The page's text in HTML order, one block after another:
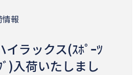
情報
イラックス(ｽﾎﾟｰﾂ
ﾞ)入荷いたしまし